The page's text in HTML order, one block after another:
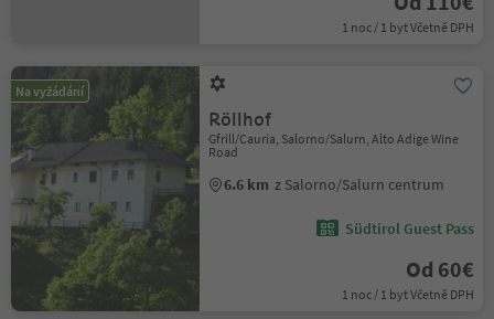
1 noc / 1 byt Včetně DPH
Na vyžádání
Röllhof
Gfrill/Cauria, Salorno/Salurn, Alto Adige Wine
Road
6.6 km z Salorno/Salurn centrum
Südtirol Guest Pass
Od 60€
1 noc / 1 byt Včetně DPH